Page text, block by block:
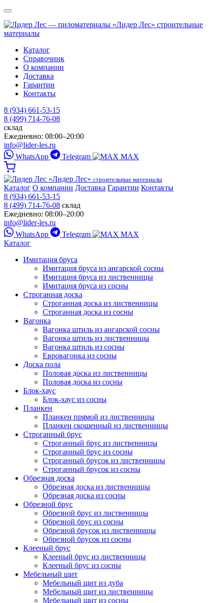
«Лидер Лес» строительные
материалы
Каталог
Справочник
О компании
Доставка
Гарантии
Контакты
8 (934) 661-53-15
8 (499) 714-76-08
склад
Ежедневно: 08:00–20:00
info@lider-les.ru
WhatsApp
Telegram MAX
«Лидер Лес» строительные материалы
Каталог О компании Доставка Гарантии Контакты
8 (934) 661-53-15
8 (499) 714-76-08 склад
Ежедневно: 08:00–20:00
info@lider-les.ru
WhatsApp
Telegram
MAX
Каталог
Имитация бруса
Имитация бруса из ангарской сосны
Имитация бруса из лиственницы
Имитация бруса из сосны
Строганная доска
Строганная доска из лиственницы
Строганная доска из сосны
Вагонка
Вагонка штиль из ангарской сосны
Вагонка штиль из лиственницы
Вагонка штиль из сосны
Евровагонка из сосны
Доска пола
Половая доска из лиственницы
Половая доска из сосны
Блок-хаус
Блок-хаус из сосны
Планкен
Планкен прямой из лиственницы
Планкен скошенный из лиственницы
Строганный брус
Строганный брус из лиственницы
Строганный брус из сосны
Строганный брусок из лиственницы
Строганный брусок из сосны
Обрезная доска
Обрезная доска из лиственницы
Обрезная доска из сосны
Обрезной брус
Обрезной брус из лиственницы
Обрезной брус из сосны
Обрезной брусок из лиственницы
Обрезной брусок из сосны
Клееный брус
Клееный брус из лиственницы
Клееный брус из сосны
Мебельный щит
Мебельный щит из дуба
Мебельный щит из лиственницы
Мебельный щит из сосны